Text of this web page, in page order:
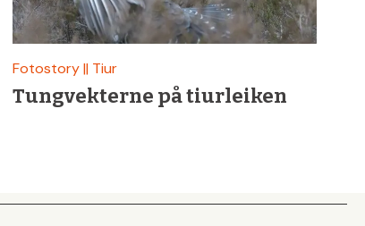
Fotostory || Tiur
Tungvekterne på tiurleiken